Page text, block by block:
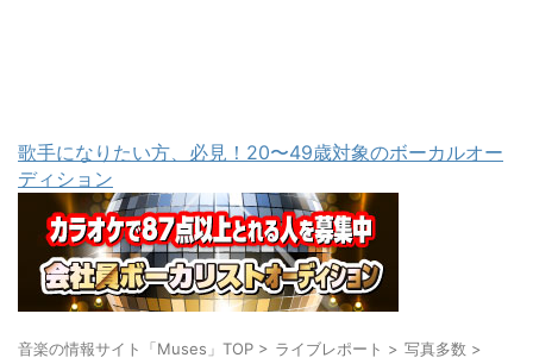
歌手になりたい方、必見！20〜49歳対象のボーカルオー
ディション
音楽の情報サイト「Muses」TOP > ライブレポート > 写真多数 >